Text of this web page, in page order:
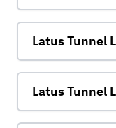
Latus Tunnel
Latus Tunnel